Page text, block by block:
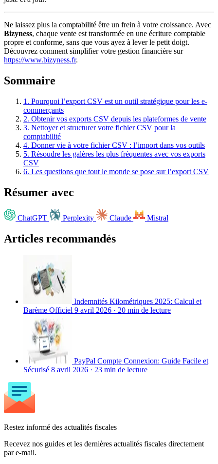
Ne laissez plus la comptabilité être un frein à votre croissance. Avec
Bizyness, chaque vente est transformée en une écriture comptable
propre et conforme, sans que vous ayez à lever le petit doigt.
Découvrez comment simplifier votre gestion financière sur
https://www.bizyness.fr.
Sommaire
1. Pourquoi l’export CSV est un outil stratégique pour les e-
commerçants
2. Obtenir vos exports CSV depuis les plateformes de vente
3. Nettoyer et structurer votre fichier CSV pour la
comptabilité
4. Donner vie à votre fichier CSV : l’import dans vos outils
5. Résoudre les galères les plus fréquentes avec vos exports
CSV
6. Les questions que tout le monde se pose sur l’export CSV
Résumer avec
ChatGPT Perplexity Claude Mistral
Articles recommandés
Indemnités Kilométriques 2025: Calcul et
Barème Officiel 9 avril 2026 · 20 min de lecture
PayPal Compte Connexion: Guide Facile et
Sécurisé 8 avril 2026 · 23 min de lecture
Restez informé des actualités fiscales
Recevez nos guides et les dernières actualités fiscales directement
par e-mail.